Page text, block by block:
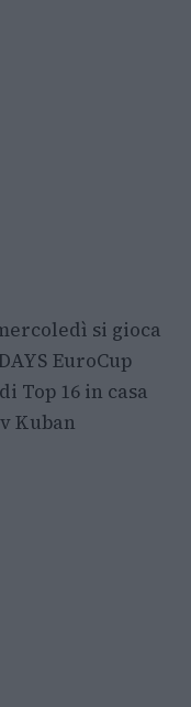
si gioca
EuroCup
Top 16 in casa
Kuban